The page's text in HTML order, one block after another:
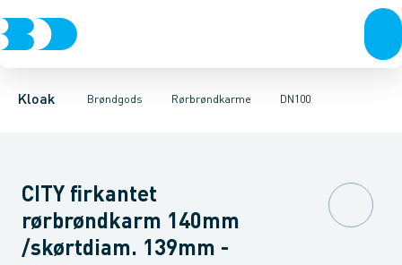
Kloak Brøndgods
Rør & fittingsBrønde BrøndgodsLinjeafvandingTanke,
Rørbrøndkarme
Kegler, dæksler & topringeKarme & dækslerDN100
DN100 DN200DN300 DN400
CITY firkantet
rørbrøndkarm 140mm
/skørtdiam. 139mm -